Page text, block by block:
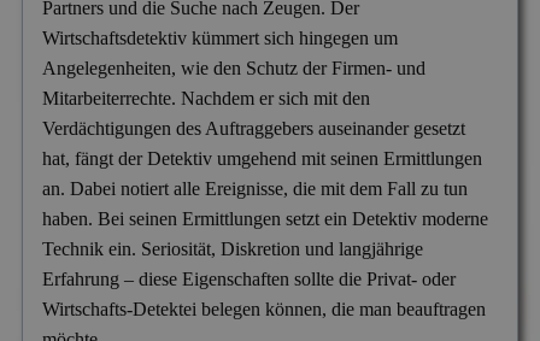
Schwarzarbeit im Betrieb
Unerlaubter Nebenjob
Versicherungsbetrug
Wanzen- & Lauschabwehr
Wettbewerbsverletzung
Wirtschaftsspionage
Partners und die Suche nach Zeugen. Der
Wirtschaftsdetektiv kümmert sich hingegen um
Angelegenheiten, wie den Schutz der Firmen- und
Mitarbeiterrechte. Nachdem er sich mit den
Verdächtigungen des Auftraggebers auseinander gesetzt
hat, fängt der Detektiv umgehend mit seinen Ermittlungen
an. Dabei notiert alle Ereignisse, die mit dem Fall zu tun
haben. Bei seinen Ermittlungen setzt ein Detektiv moderne
Technik ein. Seriosität, Diskretion und langjährige
Erfahrung – diese Eigenschaften sollte die Privat- oder
Wirtschafts-Detektei belegen können, die man beauftragen